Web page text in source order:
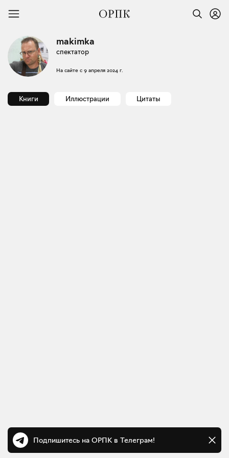
makimka
спектатор
На сайте с 9 апреля 2024 г.
Книги Иллюстрации Цитаты
Подпишитесь на ОРПК в Телеграм!